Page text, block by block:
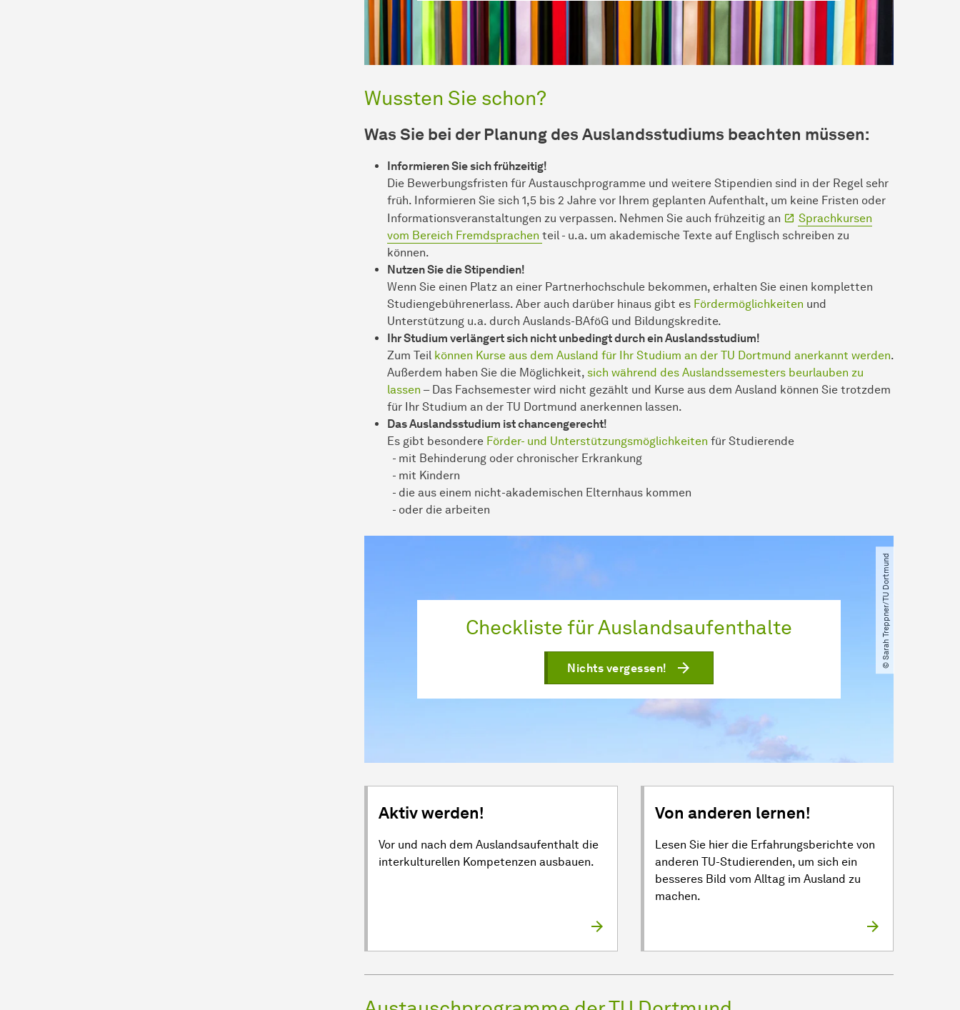
Wussten Sie schon?
Was Sie bei der Planung des Auslandsstudiums beachten müssen:
Informieren Sie sich frühzeitig!
Die Bewerbungsfristen für Austauschprogramme und weitere Stipendien sind in der Regel sehr
früh. Informieren Sie sich 1,5 bis 2 Jahre vor Ihrem geplanten Aufenthalt, um keine Fristen oder
Informationsveranstaltungen zu verpassen. Nehmen Sie auch frühzeitig an
Sprachkursen
vom Bereich Fremdsprachen teil - u.a. um akademische Texte auf Englisch schreiben zu
können.
Nutzen Sie die Stipendien!
Wenn Sie einen Platz an einer Partnerhochschule bekommen, erhalten Sie einen kompletten
Studiengebührenerlass. Aber auch darüber hinaus gibt es Fördermöglichkeiten und
Unterstützung u.a. durch Auslands-BAföG und Bildungskredite.
Ihr Studium verlängert sich nicht unbedingt durch ein Auslandsstudium!
Zum Teil können Kurse aus dem Ausland für Ihr Studium an der TU Dortmund anerkannt werden.
Außerdem haben Sie die Möglichkeit, sich während des Auslandssemesters beurlauben zu
lassen – Das Fachsemester wird nicht gezählt und Kurse aus dem Ausland können Sie trotzdem
für Ihr Studium an der TU Dortmund anerkennen lassen.
Das Auslandsstudium ist chancengerecht!
Es gibt besondere Förder- und Unterstützungsmöglichkeiten für Studierende
- mit Behinderung oder chronischer Erkrankung
- mit Kindern
- die aus einem nicht-akademischen Elternhaus kommen
- oder die arbeiten
Checkliste für Auslandsaufenthalte
Nichts vergessen! © Sarah Treppner​/​TU Dortmund
Aktiv werden!
Vor und nach dem Auslandsaufenthalt die
interkulturellen Kompetenzen ausbauen.
Von anderen lernen!
Lesen Sie hier die Erfahrungsberichte von
anderen TU-Studierenden, um sich ein
besseres Bild vom Alltag im Ausland zu
machen.